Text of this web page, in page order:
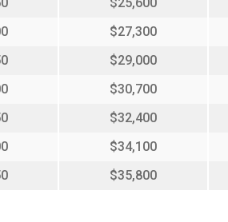
$27,300
$29,000
$30,700
$32,400
$34,100
$35,800